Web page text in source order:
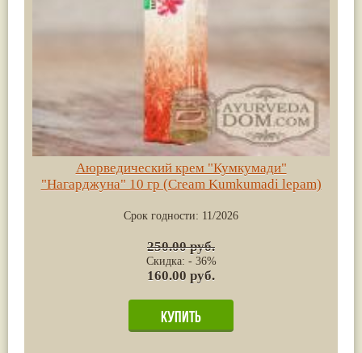
Аюрведический крем "Кумкумади"
"Нагарджуна" 10 гр (Cream Kumkumadi lepam)
Срок годности: 11/2026
250.00 руб.
Скидка: - 36%
160.00 руб.